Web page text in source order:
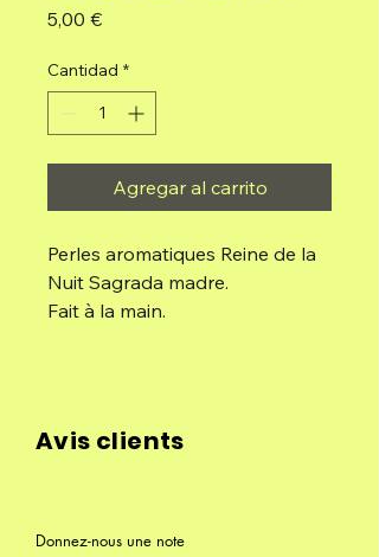
5,00 €Precio
Cantidad *
Agregar al carrito
Perles aromatiques Reine de la
Nuit Sagrada madre.
Fait à la main.
pour les poêles, avec ou sans
Avis clients
Donnez-nous une note